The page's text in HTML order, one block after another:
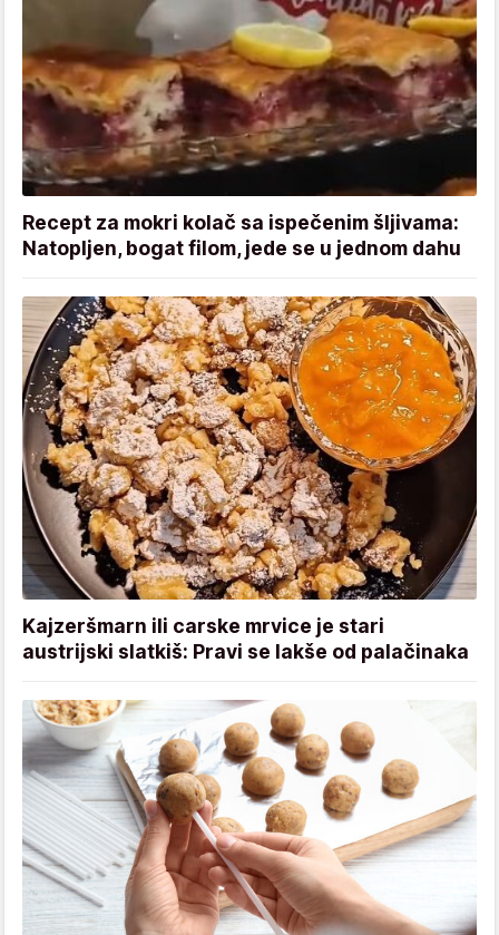
Recept za mokri kolač sa ispečenim šljivama:
Natopljen, bogat filom, jede se u jednom dahu
Kajzeršmarn ili carske mrvice je stari
austrijski slatkiš: Pravi se lakše od palačinaka